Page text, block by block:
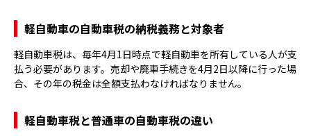
軽自動車の自動車税の納税義務と対象者
軽自動車税は、毎年4月1日時点で軽自動車を所有している人が支
払う必要があります。売却や廃車手続きを4月2日以降に行った場
合、その年の税金は全額支払わなければなりません。
軽自動車税と普通車の自動車税の違い